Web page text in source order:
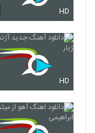
6260
6261
HD
HD